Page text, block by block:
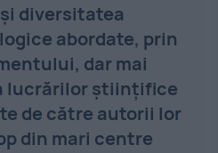
diversitatea
abordate, prin
dar mai
lucrărilor științifice
de către autorii lor
din mari centre